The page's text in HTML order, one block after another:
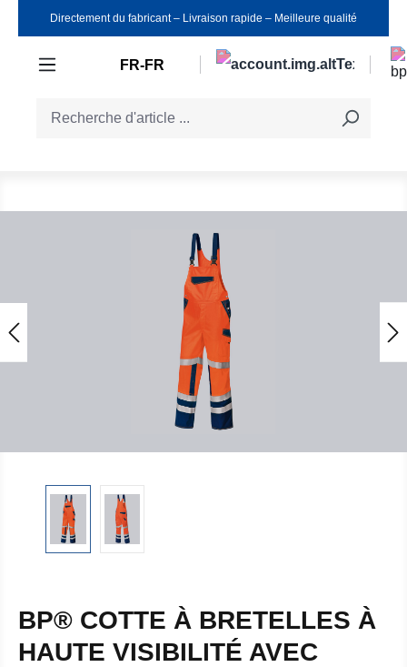
Passer au contenu principal
Directement du fabricant ‒ Livraison rapide ‒ Meilleure qualité
FR-FR
BP® COTTE À BRETELLES À
HAUTE VISIBILITÉ AVEC